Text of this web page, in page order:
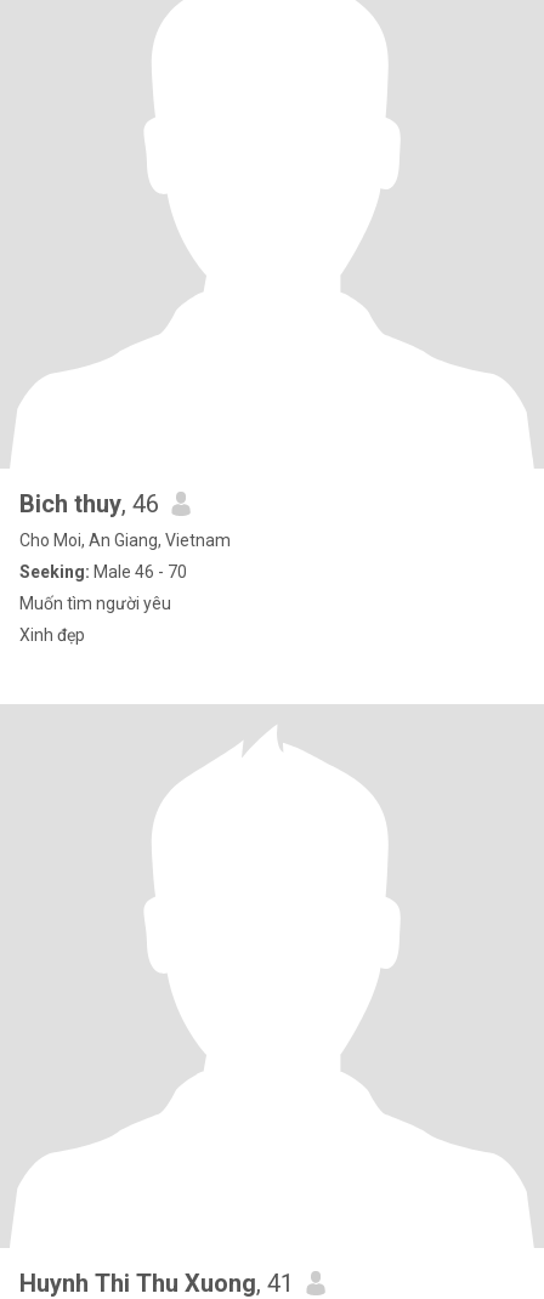
Bich thuy, 46
Cho Moi, An Giang, Vietnam
Seeking: Male 46 - 70
Muốn tìm người yêu
Xinh đẹp
Huynh Thi Thu Xuong, 41